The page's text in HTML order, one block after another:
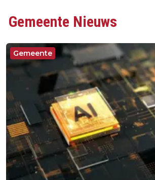
Gemeente Nieuws
Gemeente